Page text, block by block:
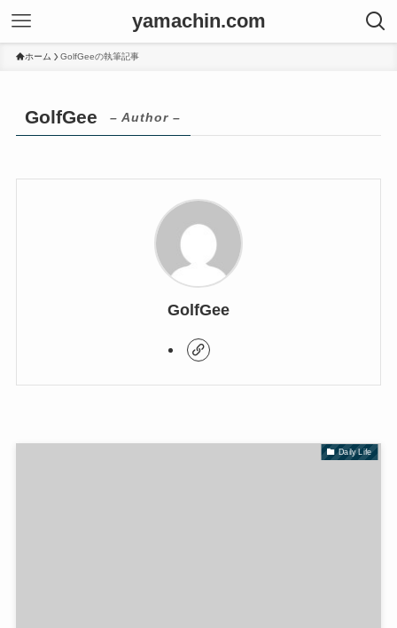
yamachin.com
ホーム GolfGeeの執筆記事
GolfGee – Author –
GolfGee
Daily Life